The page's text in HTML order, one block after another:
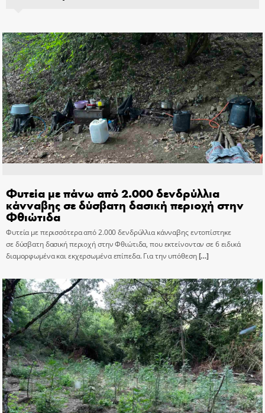
Φυτεία με πάνω από 2.000 δενδρύλλια
κάνναβης σε δύσβατη δασική περιοχή στην
Φθιώτιδα
Φυτεία με περισσότερα από 2.000 δενδρύλλια κάνναβης εντοπίστηκε
σε δύσβατη δασική περιοχή στην Φθιώτιδα, που εκτείνονταν σε 6 ειδικά
διαμορφωμένα και εκχερσωμένα επίπεδα. Για την υπόθεση[…]